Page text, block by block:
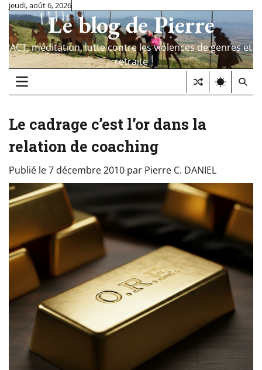
Skip
content
jeudi, août 6, 2026
Le blog de Pierre
ACT, méditation, lutte contre les violences de genres et
retraite
Le cadrage c’est l’or dans la
relation de coaching
Publié le7 décembre 2010 par Pierre C. DANIEL